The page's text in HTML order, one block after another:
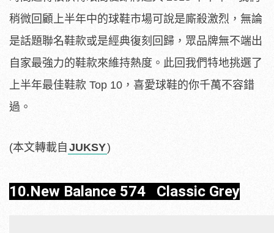
稍微回顧上半年中的球鞋市場可說是廝殺激烈，無論
是話題聯名鞋款或是經典復刻回歸，眾品牌無不端出
自家最強力的鞋款來維持熱度。此回我們特地挑選了
上半年最佳鞋款 Top 10，喜愛球鞋的你千萬不容錯
過。
(本文轉載自 JUKSY)
10.New Balance 574 Classic Grey